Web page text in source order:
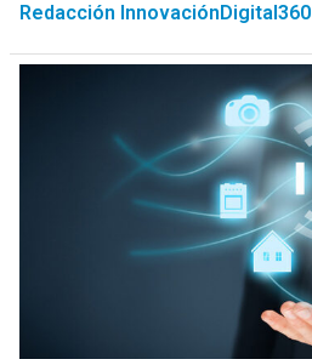
Redacción InnovaciónDigital360